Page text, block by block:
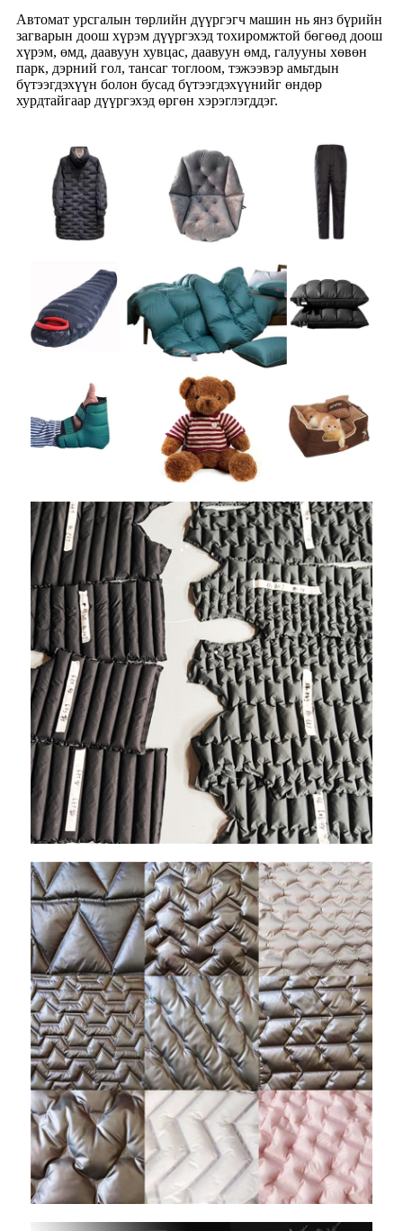
Автомат урсгалын төрлийн дүүргэгч машин нь янз бүрийн
загварын доош хүрэм дүүргэхэд тохиромжтой бөгөөд доош
хүрэм, өмд, даавуун хувцас, даавуун өмд, галууны хөвөн
парк, дэрний гол, тансаг тоглоом, тэжээвэр амьтдын
бүтээгдэхүүн болон бусад бүтээгдэхүүнийг өндөр
хурдтайгаар дүүргэхэд өргөн хэрэглэгддэг.